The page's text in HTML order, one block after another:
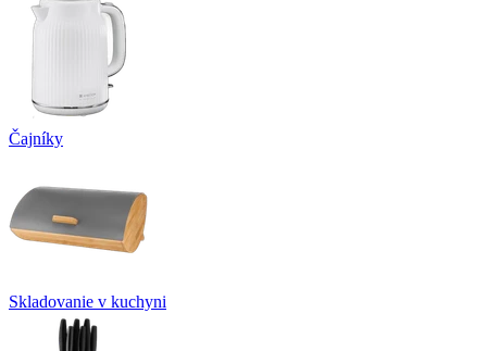
Čajníky
Skladovanie v kuchyni